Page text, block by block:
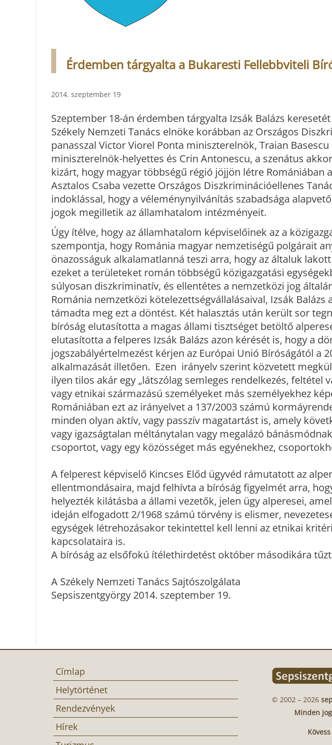
Érdemben tárgyalta a Bukaresti Fellebbviteli
2014. szeptember 19
Szeptember 18-án érdemben tárgyalta Izsák Balázs
Székely Nemzeti Tanács elnöke korábban az Országos
panasszal Victor Viorel Ponta miniszterelnök, Traian
miniszterelnök-helyettes és Crin Antonescu, a szenátus
kizárt, hogy magyar többségű régió jöjjön létre Romániában
Asztalos Csaba vezette Országos Diszkriminációellenes
indoklással, hogy a véleménynyilvánítás szabadsága
jogok megilletik az államhatalom intézményeit.
Úgy ítélve, hogy az államhatalom képviselőinek az a
szempontja, hogy Románia magyar nemzetiségű polgárait
önazosságuk alkalamatlanná teszi arra, hogy az általuk
ezeket a területeket román többségű közigazgatási
súlyosan diszkriminatív, és ellentétes a nemzetközi jog
Románia nemzetközi kötelezettségvállalásaival, Izsák
támadta meg ezt a döntést. Két halasztás után került sor
bíróság elutasította a magas állami tisztséget betöltő
elutasította a felperes Izsák Balázs azon kérését is, hogy a
jogszabályértelmezést kérjen az Európai Unió Bíróságától a
alkalmazását illetően. Ezen irányelv szerint közvetett
ilyen tilos akár egy „látszólag semleges rendelkezés, feltétel
vagy etnikai származású személyeket más személyekhez
Romániában ezt az irányelvet a 137/2003 számú
minden olyan aktív, vagy passzív magatartást is, amely
vagy igazságtalan méltánytalan vagy megalázó
csoportot, vagy egy közösséget más egyénekhez,
A felperest képviselő Kincses Előd ügyvéd rámutatott az
ellentmondásaira, majd felhívta a bíróság figyelmét arra,
helyezték kilátásba a állami vezetők, jelen ügy alperesei,
ideján elfogadott 2/1968 számú törvény is elismer,
egységek létrehozásakor tekintettel kell lenni az etnikai
kapcsolataira is.
A bíróság az elsőfokú ítélethirdetést október másodikára
A Székely Nemzeti Tanács Sajtószolgálata
Sepsiszentgyörgy 2014. szeptember 19.
Címlap
Helytörténet
Rendezvények
Hírek
© 2002 – 2026
Minden